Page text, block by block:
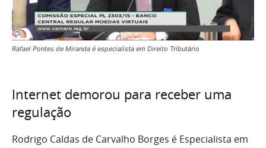
Rafael Pontes de Miranda é especialista em Direito Tributário
Internet demorou para receber uma
regulação
Rodrigo Caldas de Carvalho Borges é Especialista em